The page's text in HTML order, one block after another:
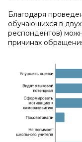
Благодаря
обучающихся в
респондентов)
причинах